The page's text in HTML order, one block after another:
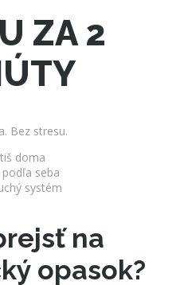
ZA 2
Bez stresu.
doma
seba
systém
na
opasok?